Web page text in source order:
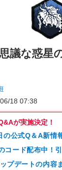
議な惑星
18 07:38
が実施決定！
の公式Q＆A新情
コード配布中！
プデートの内容